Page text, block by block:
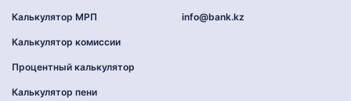
Калькулятор МРП
Калькулятор комиссии
Процентный калькулятор
Калькулятор пени
info@bank.kz